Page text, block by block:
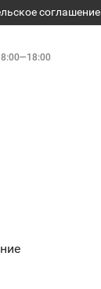
соглашение